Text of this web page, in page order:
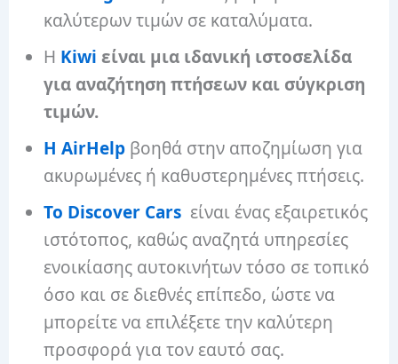
καλύτερων τιμών σε καταλύματα.
Η Kiwi είναι μια ιδανική ιστοσελίδα
για αναζήτηση πτήσεων και σύγκριση
τιμών.
Η AirHelp βοηθά στην αποζημίωση για
ακυρωμένες ή καθυστερημένες πτήσεις.
Το Discover Cars είναι ένας εξαιρετικός
ιστότοπος, καθώς αναζητά υπηρεσίες
ενοικίασης αυτοκινήτων τόσο σε τοπικό
όσο και σε διεθνές επίπεδο, ώστε να
μπορείτε να επιλέξετε την καλύτερη
προσφορά για τον εαυτό σας.